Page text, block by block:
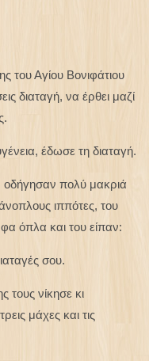
Αγίου Βονιφάτιου
διαταγή, να έρθει μαζί
έδωσε τη διαταγή.
οδήγησαν πολύ μακριά
ιππότες, του
όπλα και του είπαν:
σου.
τους νίκησε κι
μάχες και τις